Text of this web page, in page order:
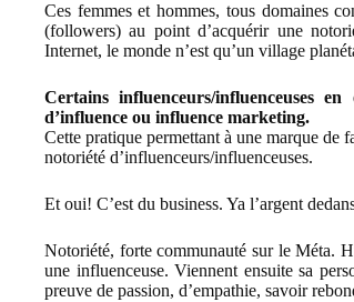
Ces femmes et hommes, tous domaines
(followers) au point d’acquérir une
Internet, le monde n’est qu’un village
Certains influenceurs/influenceuses
d’influence ou influence marketing.
Cette pratique permettant à une marque de
notoriété d’influenceurs/influenceuses.
Et oui! C’est du business. Ya l’argent
Notoriété, forte communauté sur le Méta.
une influenceuse. Viennent ensuite sa
preuve de passion, d’empathie, savoir